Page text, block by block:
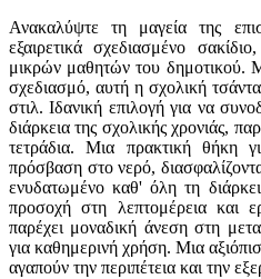
Ανακαλύψτε τη μαγεία της
εξαιρετικά σχεδιασμένο
μικρών μαθητών του
σχεδιασμό, αυτή η σχολική τσάντα
στιλ. Ιδανική επιλογή για να
διάρκεια της σχολικής χρονιάς,
τετράδια. Μια πρακτική θήκη
πρόσβαση στο νερό,
ενυδατωμένο καθ' όλη τη
προσοχή στη λεπτομέρεια και
παρέχει μοναδική άνεση στη
για καθημερινή χρήση. Μια
αγαπούν την περιπέτεια και την